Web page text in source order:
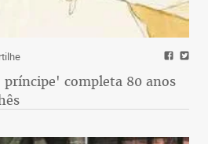
príncipe' completa 80 anos